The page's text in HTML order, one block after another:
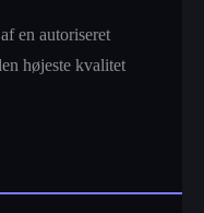
en autoriseret
højeste kvalitet